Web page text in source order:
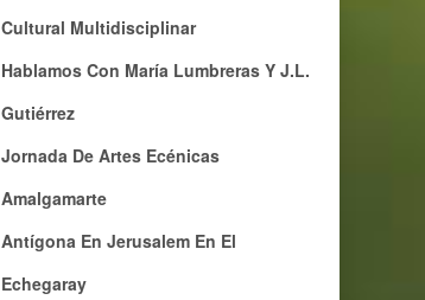
Cultural Multidisciplinar
Hablamos Con María Lumbreras Y J.L.
Gutiérrez
Jornada De Artes Ecénicas
Amalgamarte
Antígona En Jerusalem En El
Echegaray